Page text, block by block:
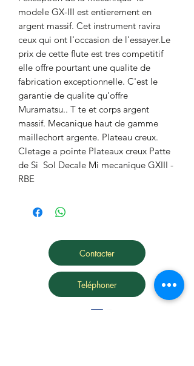
modele GX-III est entierement en
argent massif. Cet instrument ravira
ceux qui ont l'occasion de l'essayer.Le
prix de cette flute est tres competitif
elle offre pourtant une qualite de
fabrication exceptionnelle. C'est le
garantie de qualite qu'offre
Muramatsu.. T te et corps argent
massif. Mecanique haut de gamme
maillechort argente. Plateau creux.
Cletage a pointe Plateaux creux Patte
de Si  Sol Decale Mi mecanique GXIII -
RBE
Contacter
Teléphoner